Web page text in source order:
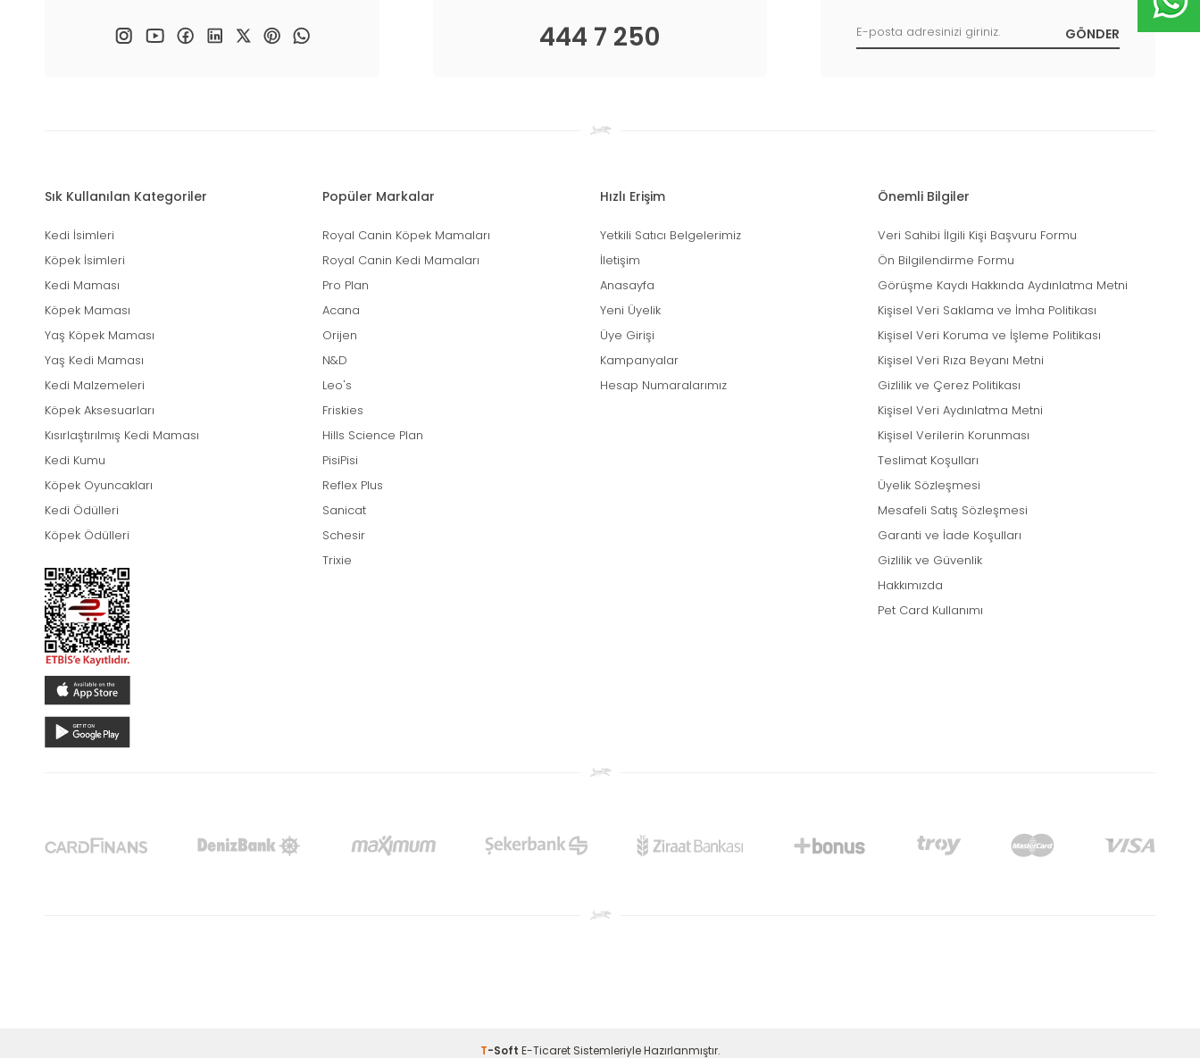
444 7 250
Sık Kullanılan Kategoriler
Kedi İsimleri
Köpek İsimleri
Kedi Maması
Köpek Maması
Yaş Köpek Maması
Yaş Kedi Maması
Kedi Malzemeleri
Köpek Aksesuarları
Kısırlaştırılmış Kedi Maması
Kedi Kumu
Köpek Oyuncakları
Kedi Ödülleri
Köpek Ödülleri
Popüler Markalar
Royal Canin Köpek Mamaları
Royal Canin Kedi Mamaları
Pro Plan
Acana
Orijen
N&D
Leo's
Friskies
Hills Science Plan
PisiPisi
Reflex Plus
Sanicat
Schesir
Trixie
Hızlı Erişim
Yetkili Satıcı Belgelerimiz
İletişim
Anasayfa
Yeni Üyelik
Üye Girişi
Kampanyalar
Hesap Numaralarımız
Önemli Bilgiler
Veri Sahibi İlgili Kişi Başvuru Formu
Ön Bilgilendirme Formu
Görüşme Kaydı Hakkında Aydınlatma Metni
Kişisel Veri Saklama ve İmha Politikası
Kişisel Veri Koruma ve İşleme Politikası
Kişisel Veri Rıza Beyanı Metni
Gizlilik ve Çerez Politikası
Kişisel Veri Aydınlatma Metni
Kişisel Verilerin Korunması
Teslimat Koşulları
Üyelik Sözleşmesi
Mesafeli Satış Sözleşmesi
Garanti ve İade Koşulları
Gizlilik ve Güvenlik
Hakkımızda
Pet Card Kullanımı
T-Soft E-TicaretSistemleriyle Hazırlanmıştır.